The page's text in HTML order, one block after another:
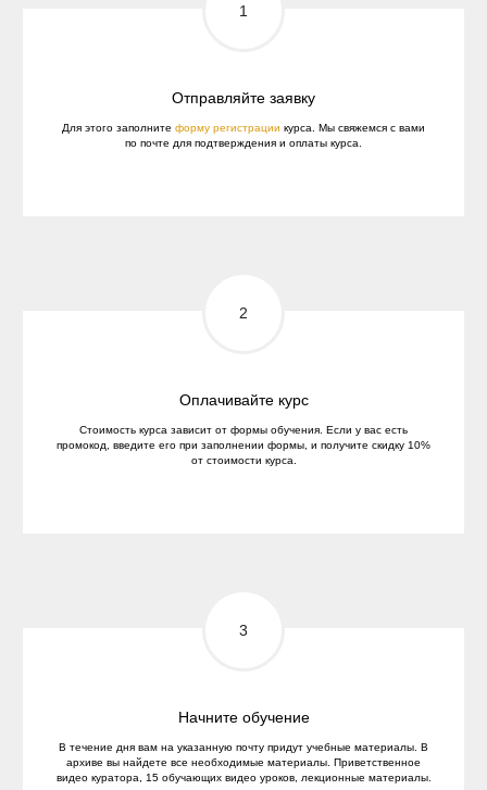
Отправляйте заявку
Для этого заполните форму регистрации курса. Мы свяжемся с вами
по почте для подтверждения и оплаты курса.
Оплачивайте курс
Стоимость курса зависит от формы обучения. Если у вас есть
промокод, введите его при заполнении формы, и получите скидку 10%
от стоимости курса.
Начните обучение
В течение дня вам на указанную почту придут учебные материалы. В
архиве вы найдете все необходимые материалы. Приветственное
видео куратора, 15 обучающих видео уроков, лекционные материалы.